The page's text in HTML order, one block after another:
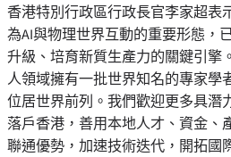
香港特別行政區行政長官李家超表
為AI與物理世界互動的重要形態，
升級、培育新質生產力的關鍵引擎
人領域擁有一批世界知名的專家學
位居世界前列。我們歡迎更多具潛
落戶香港，善用本地人才、資金、
聯通優勢，加速技術迭代，開拓國